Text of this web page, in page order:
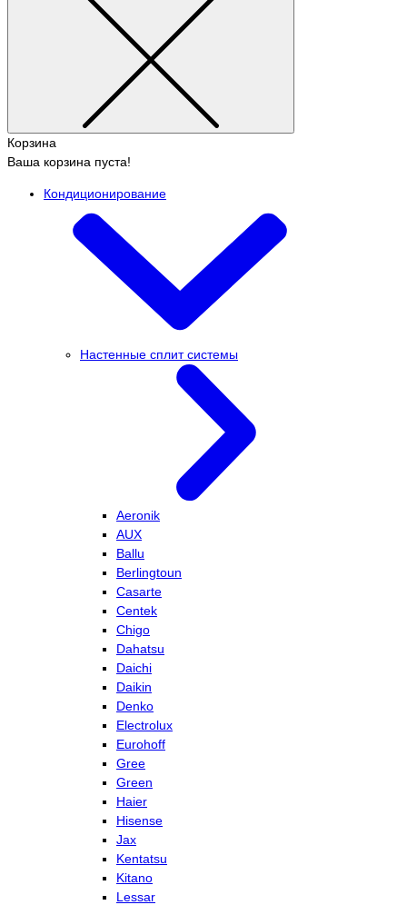
Корзина
Ваша корзина пуста!
Кондиционирование
Настенные сплит системы
Aeronik
AUX
Ballu
Berlingtoun
Casarte
Centek
Chigo
Dahatsu
Daichi
Daikin
Denko
Electrolux
Eurohoff
Gree
Green
Haier
Hisense
Jax
Kentatsu
Kitano
Lessar